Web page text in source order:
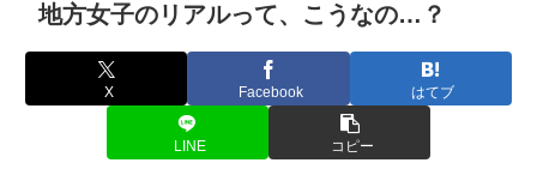
地方女子のリアルって、こうなの…？
X Facebook はてブ
LINE コピー